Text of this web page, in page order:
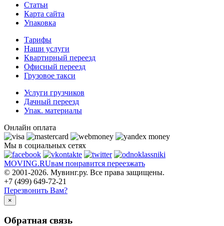
Статьи
Карта сайта
Упаковка
Тарифы
Наши услуги
Квартирный переезд
Офисный переезд
Грузовое такси
Услуги грузчиков
Дачный переезд
Упак. материалы
Онлайн оплата
Мы в социальных сетях
MOVING.RUвам понравится переезжать
© 2001-2026. Мувинг.ру. Все права защищены.
+7 (499) 649-72-21
Перезвонить Вам?
×
Обратная связь